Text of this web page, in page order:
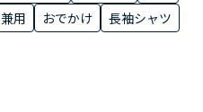
用 おでかけ
長袖シャツ